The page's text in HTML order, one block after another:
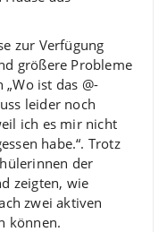
zur Verfügung
größere Probleme
ist das @-
leider noch
ich es mir nicht
habe.“. Trotz
der
zeigten, wie
zwei aktiven
können.